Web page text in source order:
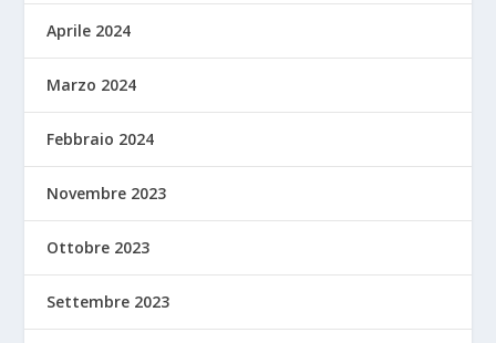
Aprile 2024
Marzo 2024
Febbraio 2024
Novembre 2023
Ottobre 2023
Settembre 2023